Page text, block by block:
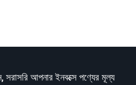
সরাসরি আপনার ইনবক্সে পণ্যের মূল্য